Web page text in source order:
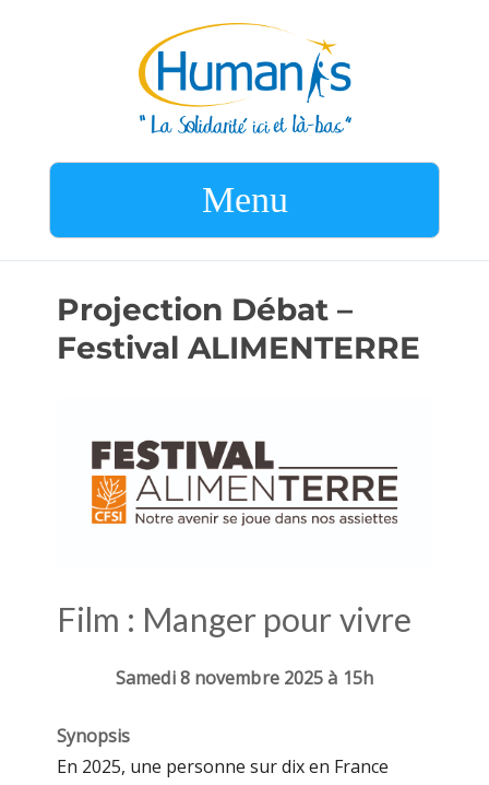
Menu
Projection Débat –
Festival ALIMENTERRE
Film : Manger pour vivre
Samedi 8 novembre 2025 à 15h
Synopsis
En 2025, une personne sur dix en France